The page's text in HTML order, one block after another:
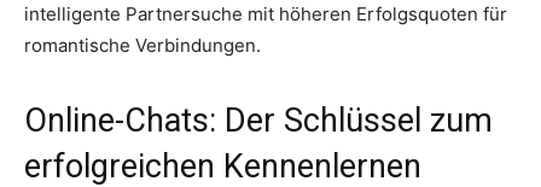
intelligente Partnersuche mit höheren Erfolgsquoten für
romantische Verbindungen.
Online-Chats: Der Schlüssel zum
erfolgreichen Kennenlernen